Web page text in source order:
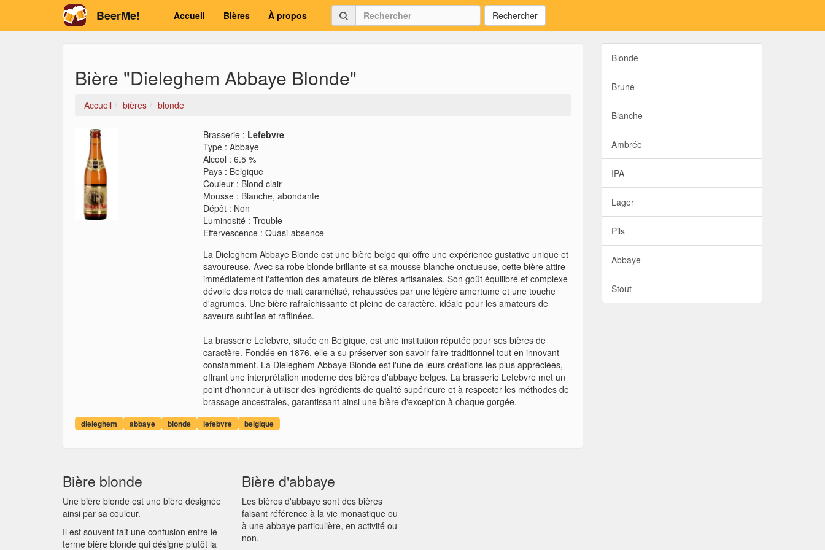
BeerMe! Accueil Bières À propos Rechercher
Bière "Dieleghem Abbaye Blonde"
Accueil bières blonde
Brasserie : Lefebvre
Type :Abbaye
Alcool :6.5 %
Pays : Belgique
Couleur : Blond clair
Mousse : Blanche, abondante
Dépôt : Non
Luminosité :Trouble
Effervescence :Quasi-absence
La Dieleghem Abbaye Blonde est une bière belge qui offre une expérience gustative unique et
savoureuse. Avec sa robe blonde brillante et sa mousse blanche onctueuse, cette bière attire
immédiatement l'attention des amateurs de bières artisanales. Son goût équilibré et complexe
dévoile des notes de malt caramélisé, rehaussées par une légère amertume et une touche
d'agrumes. Une bière rafraîchissante et pleine de caractère, idéale pour les amateurs de
saveurs subtiles et raffinées.
La brasserie Lefebvre, située en Belgique, est une institution réputée pour ses bières de
caractère. Fondée en 1876, elle a su préserver son savoir-faire traditionnel tout en innovant
constamment. La Dieleghem Abbaye Blonde est l'une de leurs créations les plus appréciées,
offrant une interprétation moderne des bières d'abbaye belges. La brasserie Lefebvre met un
point d'honneur à utiliser des ingrédients de qualité supérieure et à respecter les méthodes de
brassage ancestrales, garantissant ainsi une bière d'exception à chaque gorgée.
dieleghem abbaye blonde lefebvre belgique
Bière blonde
Une bière blonde est une bière désignée
ainsi par sa couleur.
Il est souvent fait une confusion entre le
terme bière blonde qui désigne plutôt la
Bière d'abbaye
Les bières d'abbaye sont des bières
faisant référence à la vie monastique ou
à une abbaye particulière, en activité ou
non.
Blonde
Brune
Blanche
Ambrée
IPA
Lager
Pils
Abbaye
Stout